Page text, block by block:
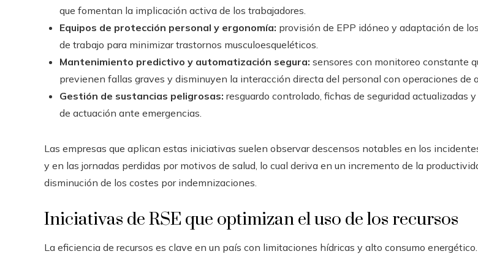
que fomentan la implicación activa de los trabajadores.
Equipos de protección personal y ergonomía: provisión de EPP idóneo y adaptación de
de trabajo para minimizar trastornos musculoesqueléticos.
Mantenimiento predictivo y automatización segura: sensores con monitoreo constante
previenen fallas graves y disminuyen la interacción directa del personal con operaciones de
Gestión de sustancias peligrosas: resguardo controlado, fichas de seguridad actualizadas
de actuación ante emergencias.
Las empresas que aplican estas iniciativas suelen observar descensos notables en los
y en las jornadas perdidas por motivos de salud, lo cual deriva en un incremento de la
disminución de los costes por indemnizaciones.
Iniciativas de RSE que optimizan el uso de los recursos
La eficiencia de recursos es clave en un país con limitaciones hídricas y alto consumo